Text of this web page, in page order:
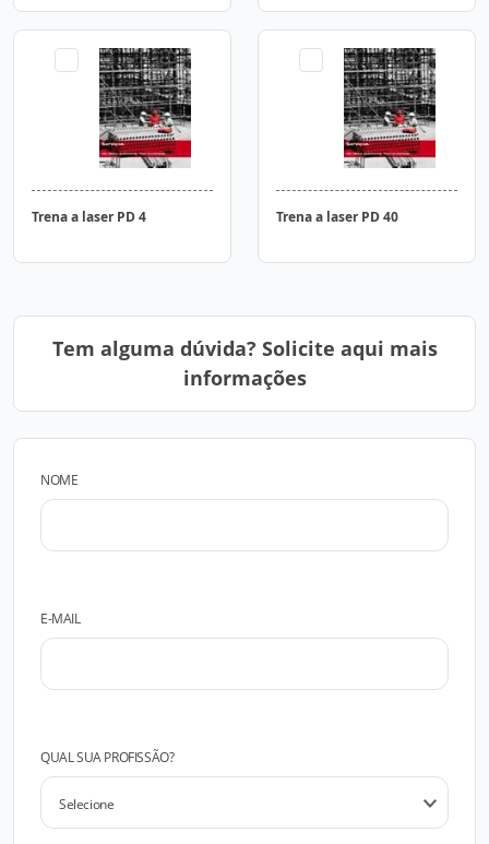
Trena a laser PD 4 Trena a laser PD 40
Tem alguma dúvida? Solicite aqui mais
informações
NOME
E-MAIL
QUAL SUA PROFISSÃO?